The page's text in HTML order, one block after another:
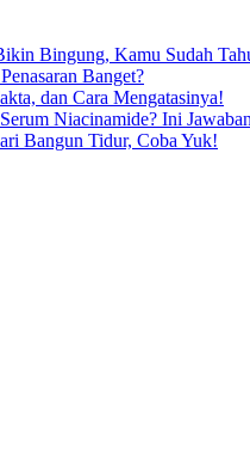
Bingung, Kamu Sudah
Banget?
dan Cara Mengatasinya!
Niacinamide? Ini
Bangun Tidur, Coba Yuk!